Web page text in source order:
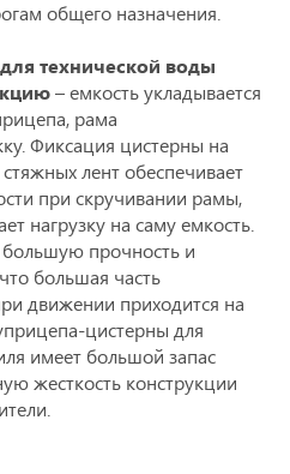
общего назначения.
технической воды
– емкость укладывается
рама
Фиксация цистерны на
лент обеспечивает
при скручивании рамы,
нагрузку на саму емкость.
большую прочность и
большая часть
движении приходится на
цистерны для
имеет большой запас
жесткость конструкции